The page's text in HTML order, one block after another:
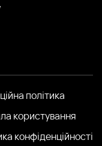
політика
користування
конфіденційності